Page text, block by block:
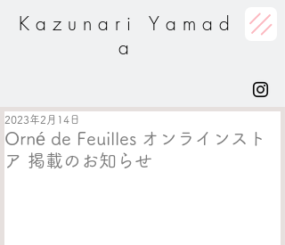
K a z u n a r i Y a m a d
a
Orné de Feuilles オンラインスト
ア 掲載のお知らせ
2023年2月14日